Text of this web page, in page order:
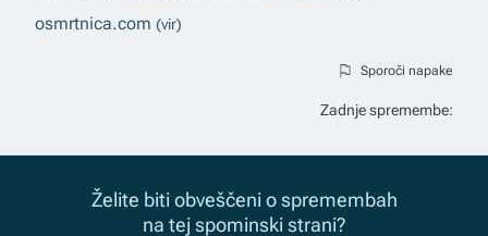
osmrtnica.com (vir)
Sporoči napake
Zadnje spremembe:
Želite biti obveščeni o spremembah
na tej spominski strani?